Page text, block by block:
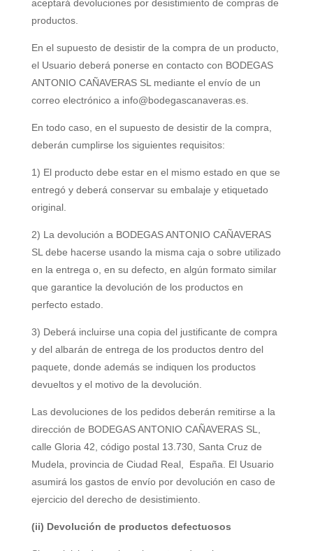
aceptará devoluciones por desistimiento de compras de
productos.
En el supuesto de desistir de la compra de un producto,
el Usuario deberá ponerse en contacto con BODEGAS
ANTONIO CAÑAVERAS SL mediante el envío de un
correo electrónico a info@bodegascanaveras.es.
En todo caso, en el supuesto de desistir de la compra,
deberán cumplirse los siguientes requisitos:
1) El producto debe estar en el mismo estado en que se
entregó y deberá conservar su embalaje y etiquetado
original.
2) La devolución a BODEGAS ANTONIO CAÑAVERAS
SL debe hacerse usando la misma caja o sobre utilizado
en la entrega o, en su defecto, en algún formato similar
que garantice la devolución de los productos en
perfecto estado.
3) Deberá incluirse una copia del justificante de compra
y del albarán de entrega de los productos dentro del
paquete, donde además se indiquen los productos
devueltos y el motivo de la devolución.
Las devoluciones de los pedidos deberán remitirse a la
dirección de BODEGAS ANTONIO CAÑAVERAS SL
calle Gloria 42 , código postal 13.730, Santa Cruz de
Mudela, provincia de Ciudad Real, España. El Usuario
asumirá los gastos de envío por devolución en caso de
ejercicio del derecho de desistimiento.
(ii) Devolución de productos defectuosos